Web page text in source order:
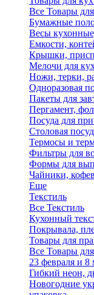
Все Товары
Бумажные
Весы
Емкости,
Крышки,
Мелочи для
Ножи, терки,
Одноразовая
Пакеты для
Пергамент,
Посуда для
Столовая
Термосы и
Фильтры для
Формы для
Чайники,
Еще
Текстиль
Все Текстиль
Кухонный
Покрывала,
Товары для
Все Товары
23 февраля и 8
Гибкий неон,
Новогодние